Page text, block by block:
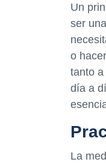
Un
ser
o
tanto
día a
La